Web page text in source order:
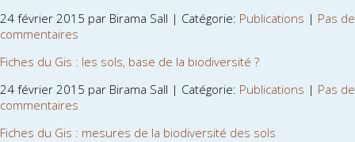
24 février 2015 par Birama Sall | Catégorie: Publications | Pas de
commentaires
Fiches du Gis : les sols, base de la biodiversité ?
24 février 2015 par Birama Sall | Catégorie: Publications | Pas de
commentaires
Fiches du Gis : mesures de la biodiversité des sols